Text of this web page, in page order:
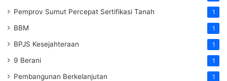
Pemprov Sumut Percepat Sertifikasi Tanah 1
BBM 1
BPJS Kesejahteraan 1
9 Berani 1
Pembangunan Berkelanjutan 1